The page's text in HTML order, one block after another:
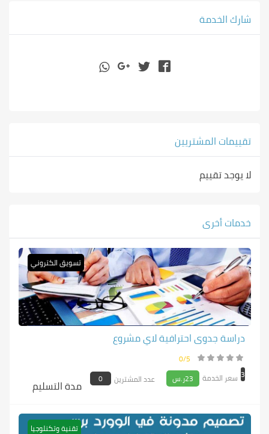
شارك الخدمة
تقييمات المشتريين
لا يوجد تقييم
خدمات أخرى
تسويق الكتروني
دراسة جدوى احترافية لاي مشروع
0/5
سعر الخدمة
23ر.س عدد المشترين 0 مدة التسليم
3
تقنية وتكنلوجيا